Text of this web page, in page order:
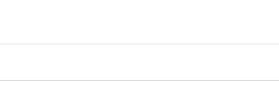
R
É